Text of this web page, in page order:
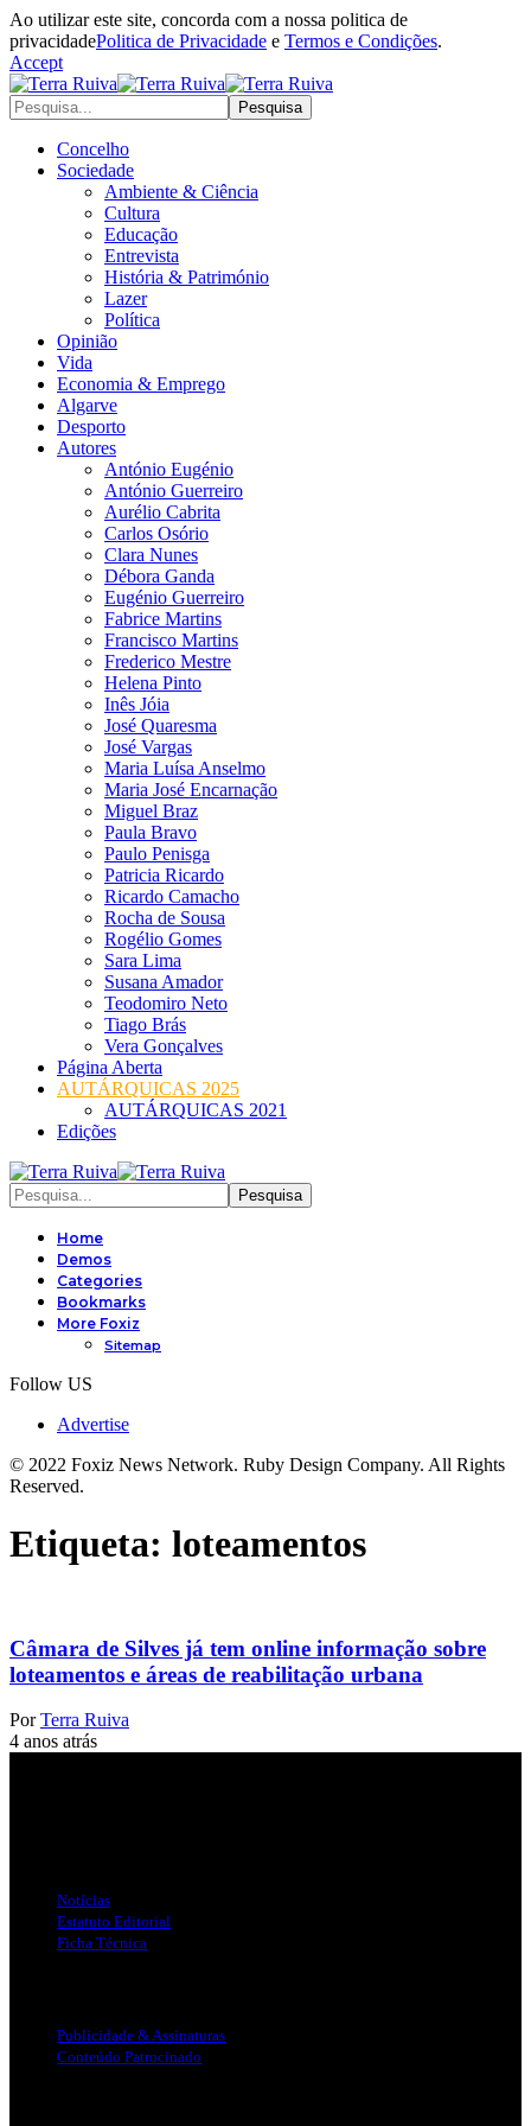
Ao utilizar este site, concorda com a nossa politica de
privacidadePolitica de Privacidade e Termos e Condições.
Accept
Concelho
Sociedade
Ambiente & Ciência
Cultura
Educação
Entrevista
História & Património
Lazer
Política
Opinião
Vida
Economia & Emprego
Algarve
Desporto
Autores
António Eugénio
António Guerreiro
Aurélio Cabrita
Carlos Osório
Clara Nunes
Débora Ganda
Eugénio Guerreiro
Fabrice Martins
Francisco Martins
Frederico Mestre
Helena Pinto
Inês Jóia
José Quaresma
José Vargas
Maria Luísa Anselmo
Maria José Encarnação
Miguel Braz
Paula Bravo
Paulo Penisga
Patricia Ricardo
Ricardo Camacho
Rocha de Sousa
Rogélio Gomes
Sara Lima
Susana Amador
Teodomiro Neto
Tiago Brás
Vera Gonçalves
Página Aberta
AUTÁRQUICAS 2025
AUTÁRQUICAS 2021
Edições
Home
Demos
Categories
Bookmarks
More Foxiz
Sitemap
Follow US
Advertise
© 2022 Foxiz News Network. Ruby Design Company. All Rights
Reserved.
Etiqueta: loteamentos
Câmara de Silves já tem online informação sobre
loteamentos e áreas de reabilitação urbana
Por Terra Ruiva
4 anos atrás
Notícias
Estatuto Editorial
Ficha Técnica
Publicidade & Assinaturas
Conteúdo Patrocinado